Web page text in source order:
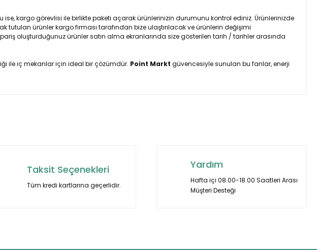
kargo görevlisi ile birlikte paketi açarak ürünlerinizin durumunu kontrol ediniz. Ürünlerinizde
ürünler kargo firması tarafından bize ulaştırılacak ve ürünlerin değişimi
oluşturduğunuz ürünler satın alma ekranlarında size gösterilen tarih / tarihler arasında
ile iç mekanlar için ideal bir çözümdür. Point Markt güvencesiyle sunulan bu fanlar, enerji
Taksit Seçenekleri
Tüm kredi kartlarına geçerlidir.
Yardım
Hafta içi 08.00-18.00 Saatleri Arası
Müşteri Desteği